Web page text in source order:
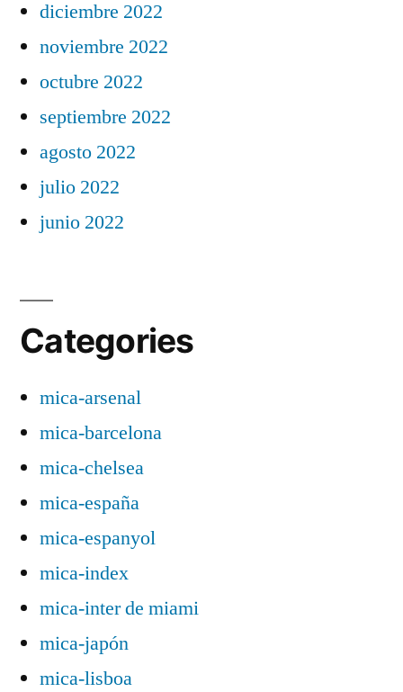
diciembre 2022
noviembre 2022
octubre 2022
septiembre 2022
agosto 2022
julio 2022
junio 2022
Categories
mica-arsenal
mica-barcelona
mica-chelsea
mica-españa
mica-espanyol
mica-index
mica-inter de miami
mica-japón
mica-lisboa